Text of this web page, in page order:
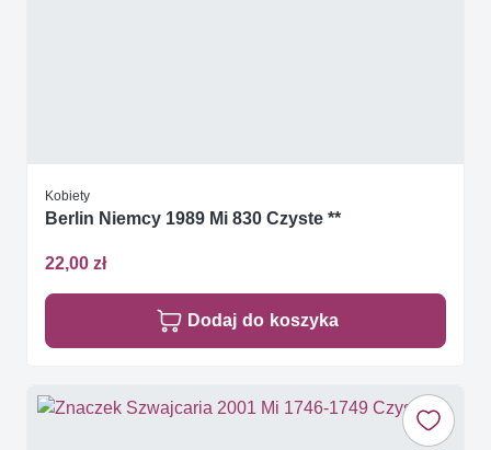
Kobiety
Berlin Niemcy 1989 Mi 830 Czyste **
22,00 zł
Dodaj do koszyka